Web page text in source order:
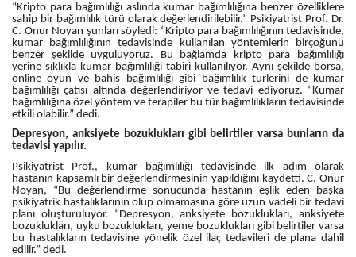
“Kripto para bağımlılığı aslında kumar bağımlılığına benzer özelliklere
sahip bir bağımlılık türü olarak değerlendirilebilir.” Psikiyatrist Prof. Dr.
C. Onur Noyan şunları söyledi: “Kripto para bağımlılığının tedavisinde,
kumar bağımlılığının tedavisinde kullanılan yöntemlerin birçoğunu
benzer şekilde uyguluyoruz. Bu bağlamda kripto para bağımlılığı
yerine sıklıkla kumar bağımlılığı tabiri kullanılıyor. Aynı şekilde borsa,
online oyun ve bahis bağımlılığı gibi bağımlılık türlerini de kumar
bağımlılığı çatısı altında değerlendiriyor ve tedavi ediyoruz. “Kumar
bağımlılığına özel yöntem ve terapiler bu tür bağımlılıkların tedavisinde
etkili olabilir.” dedi.
Depresyon, anksiyete bozuklukları gibi belirtiler varsa bunların da
tedavisi yapılır.
Psikiyatrist Prof., kumar bağımlılığı tedavisinde ilk adım olarak
hastanın kapsamlı bir değerlendirmesinin yapıldığını kaydetti. C. Onur
Noyan, “Bu değerlendirme sonucunda hastanın eşlik eden başka
psikiyatrik hastalıklarının olup olmamasına göre uzun vadeli bir tedavi
planı oluşturuluyor. “Depresyon, anksiyete bozuklukları, anksiyete
bozuklukları, uyku bozuklukları, yeme bozuklukları gibi belirtiler varsa
bu hastalıkların tedavisine yönelik özel ilaç tedavileri de plana dahil
edilir.” dedi.